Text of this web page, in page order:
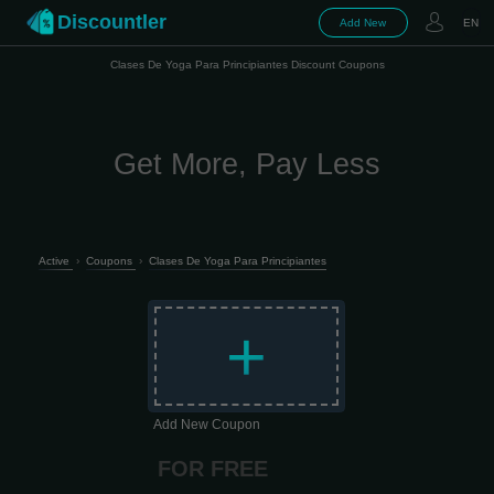
Discountler Add New EN
Clases De Yoga Para Principiantes Discount Coupons
Get More, Pay Less
Active › Coupons › Clases De Yoga Para Principiantes
+
Add New Coupon
FOR FREE